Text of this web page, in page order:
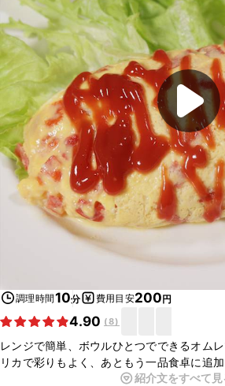
調理時間10分 費用目安200円
4.90 (8)
レンジで簡単、ボウルひとつでできるオム
リカで彩りもよく、あともう一品食卓に追
一品です。お好みで玉ねぎやじゃがいもを
紹介文をすべて見